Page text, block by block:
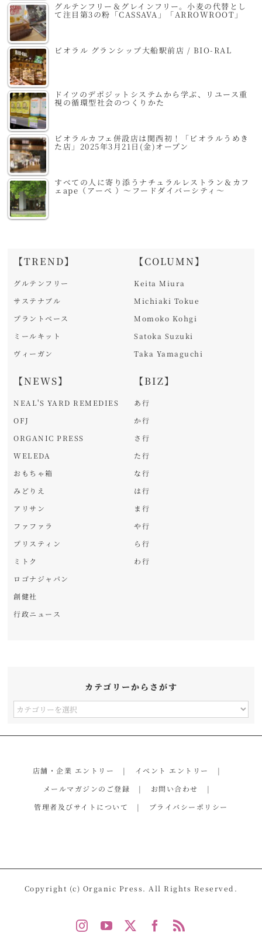
グルテンフリー＆グレインフリー。小麦の代替とし
て注目第3の粉「CASSAVA」「ARROWROOT」
ビオラル グランシップ大船駅前店 / BIO-RAL
ドイツのデポジットシステムから学ぶ、リユース重
視の循環型社会のつくりかた
ビオラルカフェ併設店は関西初！「ビオラルうめき
た店」2025年3月21日(金)オープン
すべての人に寄り添うナチュラルレストラン＆カフ
ェape（アーペ ）～フードダイバーシティ～
【TREND】
グルテンフリー
サステナブル
プラントベース
ミールキット
ヴィーガン
【NEWS】
NEAL'S YARD REMEDIES
OFJ
ORGANIC PRESS
WELEDA
おもちゃ箱
みどりえ
アリサン
ファファラ
プリスティン
ミトク
ロゴナジャパン
創健社
行政ニュース
【COLUMN】
Keita Miura
Michiaki Tokue
Momoko Kohgi
Satoka Suzuki
Taka Yamaguchi
【BIZ】
あ行
か行
さ行
た行
な行
は行
ま行
や行
ら行
わ行
カテゴリーからさがす
カ
す
店舗・企業 エントリー
イベント エントリー
メールマガジンのご登録
お問い合わせ
管理者及びサイトについて
プライバシーポリシー
Copyright (c) Organic Press. All Rights Reserved.
InstagramYouTube Facebook